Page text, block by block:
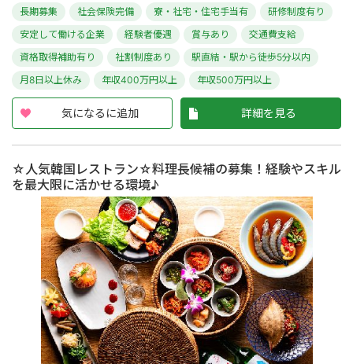
長期募集 社会保険完備 寮・社宅・住宅手当有
研修制度有り
安定して働ける企業
経験者優遇 賞与あり
交通費支給
資格取得補助有り
社割制度あり
駅直結・駅から徒歩5分以内
月8日以上休み
年収400万円以上 年収500万円以上
気になるに追加 詳細を見る
☆人気韓国レストラン☆料理長候補の募集！経験やスキル
を最大限に活かせる環境♪